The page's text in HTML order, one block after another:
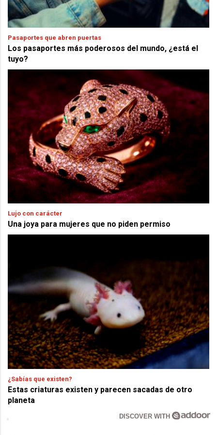
Pasaportes que abren puertas
Los pasaportes más poderosos del mundo, ¿está el
tuyo?
Lujo con carácter
Una joya para mujeres que no piden permiso
¿Sabías que existen?
Estas criaturas existen y parecen sacadas de otro
planeta
DISCOVER WITH